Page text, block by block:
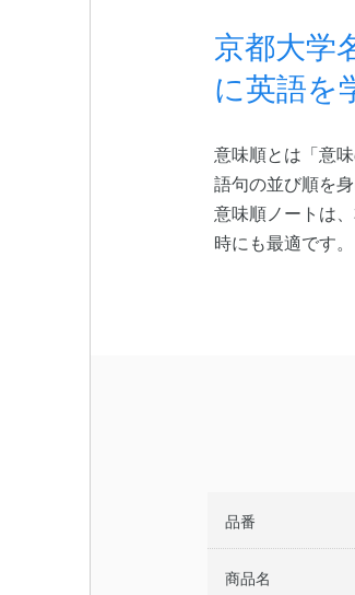
京都大学
に英語を
意味順とは「意
語句の並び順を
意味順ノートは
時にも最適です。
品番
商品名